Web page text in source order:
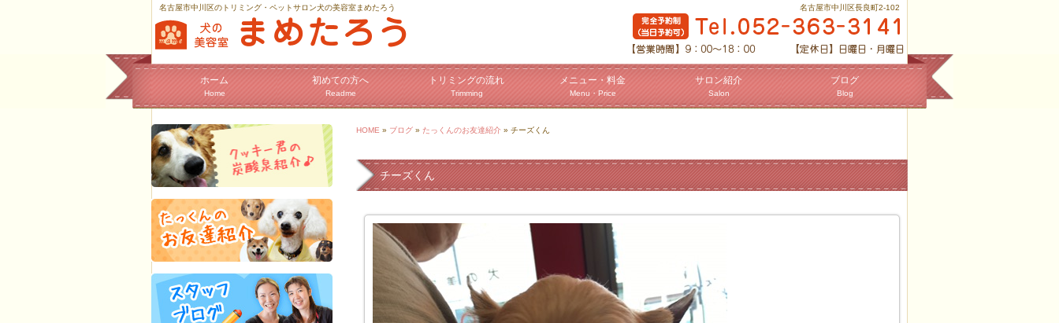
名古屋市中川区のトリミング・ペットサロン犬の美容室まめたろう 名古屋市中川区長良町2-102
ホーム
Home
初めての方へ
Readme
トリミングの流れ
Trimming
メニュー・料金
Menu・Price
サロン紹介
Salon
ブログ
Blog
HOME » ブログ » たっくんのお友達紹介 » チーズくん
チーズくん